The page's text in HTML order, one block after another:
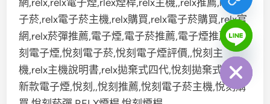
Hide
chaty